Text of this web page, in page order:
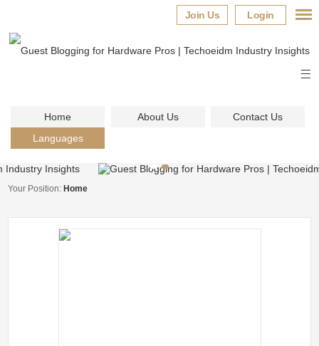
Login
Join Us
Home About Us
Contact Us
Languages
Your Position: Home